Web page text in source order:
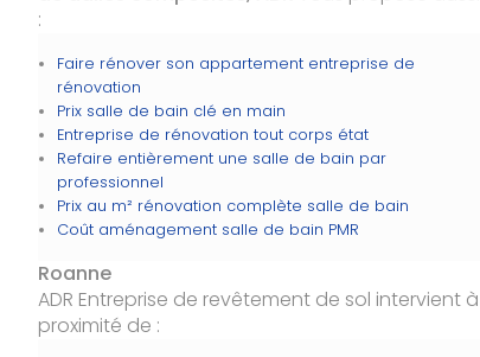
:
Faire rénover son appartement entreprise de
rénovation
Prix salle de bain clé en main
Entreprise de rénovation tout corps état
Refaire entièrement une salle de bain par
professionnel
Prix au m² rénovation complète salle de bain
Coût aménagement salle de bain PMR
Roanne
ADR Entreprise de revêtement de sol intervient à
proximité de :